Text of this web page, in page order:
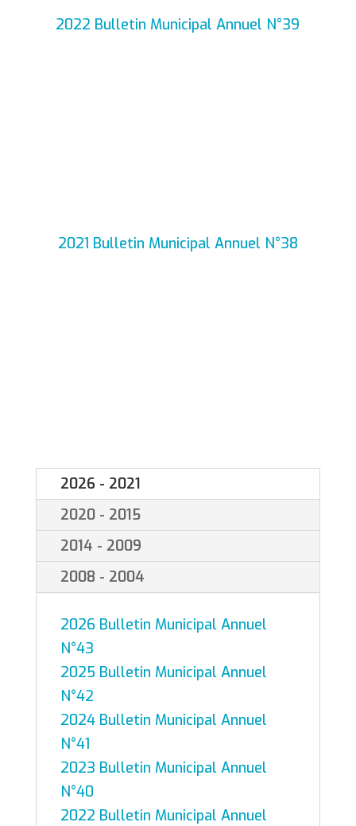
2022 Bulletin Municipal Annuel N°39
2021 Bulletin Municipal Annuel N°38
2026 - 2021
2020 - 2015
2014 - 2009
2008 - 2004
2026 Bulletin Municipal Annuel
N°43
2025 Bulletin Municipal Annuel
N°42
2024 Bulletin Municipal Annuel
N°41
2023 Bulletin Municipal Annuel
N°40
2022 Bulletin Municipal Annuel